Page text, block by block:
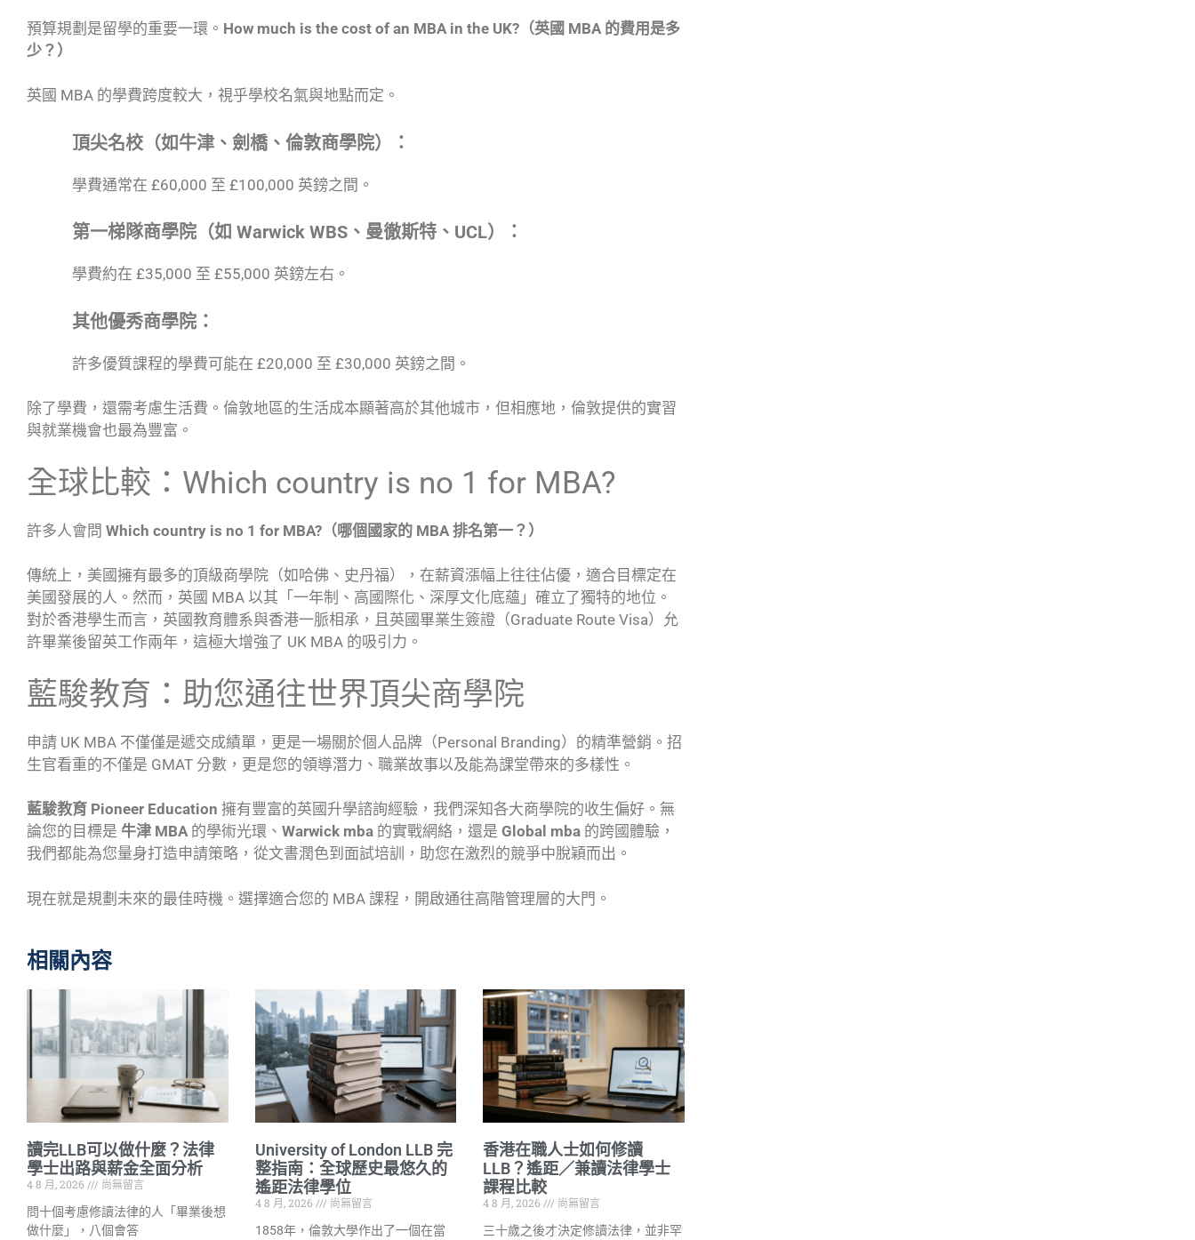
預算規劃是留學的重要一環。 How much is the cost of an MBA in the UK?（英國 MBA 的費用是多
少？）
英國 MBA 的學費跨度較大，視乎學校名氣與地點而定。
頂尖名校（如牛津、劍橋、倫敦商學院）：
學費通常在 £60,000 至 £100,000 英鎊之間。
第一梯隊商學院（如 Warwick WBS、曼徹斯特、UCL）：
學費約在 £35,000 至 £55,000 英鎊左右。
其他優秀商學院：
許多優質課程的學費可能在 £20,000 至 £30,000 英鎊之間。
除了學費，還需考慮生活費。倫敦地區的生活成本顯著高於其他城市，但相應地，倫敦提供的實習
與就業機會也最為豐富。
全球比較：Which country is no 1 for MBA?
許多人會問 Which country is no 1 for MBA?（哪個國家的 MBA 排名第一？）
傳統上，美國擁有最多的頂級商學院（如哈佛、史丹福），在薪資漲幅上往往佔優，適合目標定在
美國發展的人。然而，英國 MBA 以其「一年制、高國際化、深厚文化底蘊」確立了獨特的地位。
對於香港學生而言，英國教育體系與香港一脈相承，且英國畢業生簽證（Graduate Route Visa）允
許畢業後留英工作兩年，這極大增強了 UK MBA 的吸引力。
藍駿教育：助您通往世界頂尖商學院
申請 UK MBA 不僅僅是遞交成績單，更是一場關於個人品牌（Personal Branding）的精準營銷。招
生官看重的不僅是 GMAT 分數，更是您的領導潛力、職業故事以及能為課堂帶來的多樣性。
藍駿教育 Pioneer Education 擁有豐富的英國升學諮詢經驗，我們深知各大商學院的收生偏好。無
論您的目標是 牛津 MBA的學術光環、 Warwick mba 的實戰網絡，還是 Global mba 的跨國體驗，
我們都能為您量身打造申請策略，從文書潤色到面試培訓，助您在激烈的競爭中脫穎而出。
現在就是規劃未來的最佳時機。選擇適合您的 MBA 課程，開啟通往高階管理層的大門。
相關內容
讀完LLB可以做什麼？法律
學士出路與薪金全面分析
4 8 月, 2026
尚無留言
問十個考慮修讀法律的人「畢業後想
做什麼」，八個會答
University of London LLB 完
整指南：全球歷史最悠久的
遙距法律學位
4 8 月, 2026
尚無留言
1858年，倫敦大學作出了一個在當
香港在職人士如何修讀
LLB？遙距／兼讀法律學士
課程比較
4 8 月, 2026
尚無留言
三十歲之後才決定修讀法律，並非罕